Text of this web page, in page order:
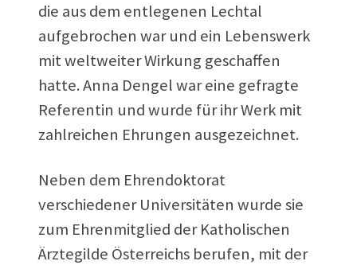
die aus dem entlegenen Lechtal
aufgebrochen war und ein Lebenswerk
mit weltweiter Wirkung geschaffen
hatte. Anna Dengel war eine gefragte
Referentin und wurde für ihr Werk mit
zahlreichen Ehrungen ausgezeichnet.
Neben dem Ehrendoktorat
verschiedener Universitäten wurde sie
zum Ehrenmitglied der Katholischen
Ärztegilde Österreichs berufen, mit der